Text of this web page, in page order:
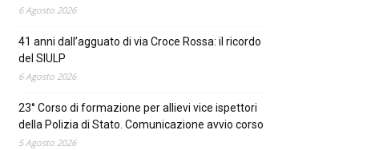
6 Agosto 2026
41 anni dall’agguato di via Croce Rossa: il ricordo
del SIULP
6 Agosto 2026
23° Corso di formazione per allievi vice ispettori
della Polizia di Stato. Comunicazione avvio corso
5 Agosto 2026